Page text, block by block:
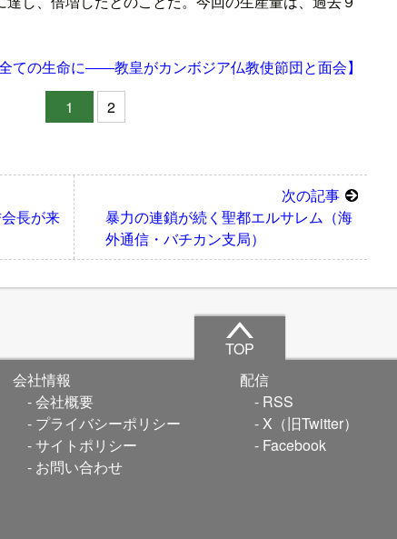
ての生命に――教皇がカンボジア仏教使節団と面会】
1
2
長が来
次の記事
暴力の連鎖が続く聖都エルサレム（海
外通信・バチカン支局）
TOP
会社情報
会社概要
プライバシーポリシー
サイトポリシー
お問い合わせ
配信
RSS
X（旧Twitter）
Facebook